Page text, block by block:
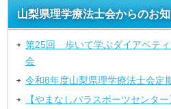
山梨県理学療法士会からのお
第25回 歩いて学ぶダイアベテ
会
令和8年度山梨県理学療法士会定
【やまなしパラスポーツセンタ